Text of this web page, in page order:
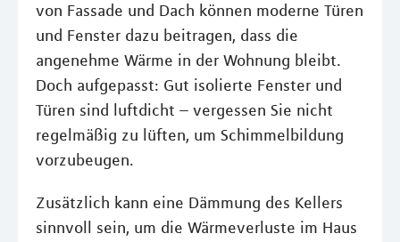
von Fassade und Dach können moderne Türen
und Fenster dazu beitragen, dass die
angenehme Wärme in der Wohnung bleibt.
Doch aufgepasst: Gut isolierte Fenster und
Türen sind luftdicht – vergessen Sie nicht
regelmäßig zu lüften, um Schimmelbildung
vorzubeugen.
Zusätzlich kann eine Dämmung des Kellers
sinnvoll sein, um die Wärmeverluste im Haus